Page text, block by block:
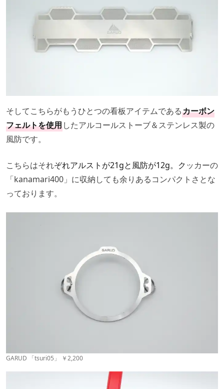
そしてこちらがもうひとつの看板アイテムであるカーボン
フェルトを使用したアルコールストーブ＆ステンレス製の
風防です。
こちらはそれぞれアルストが21gと風防が12g。クッカーの
「kanamari400」に収納しても余りあるコンパクトさとな
っております。
GARUD 「tsuri05」 ￥2,200